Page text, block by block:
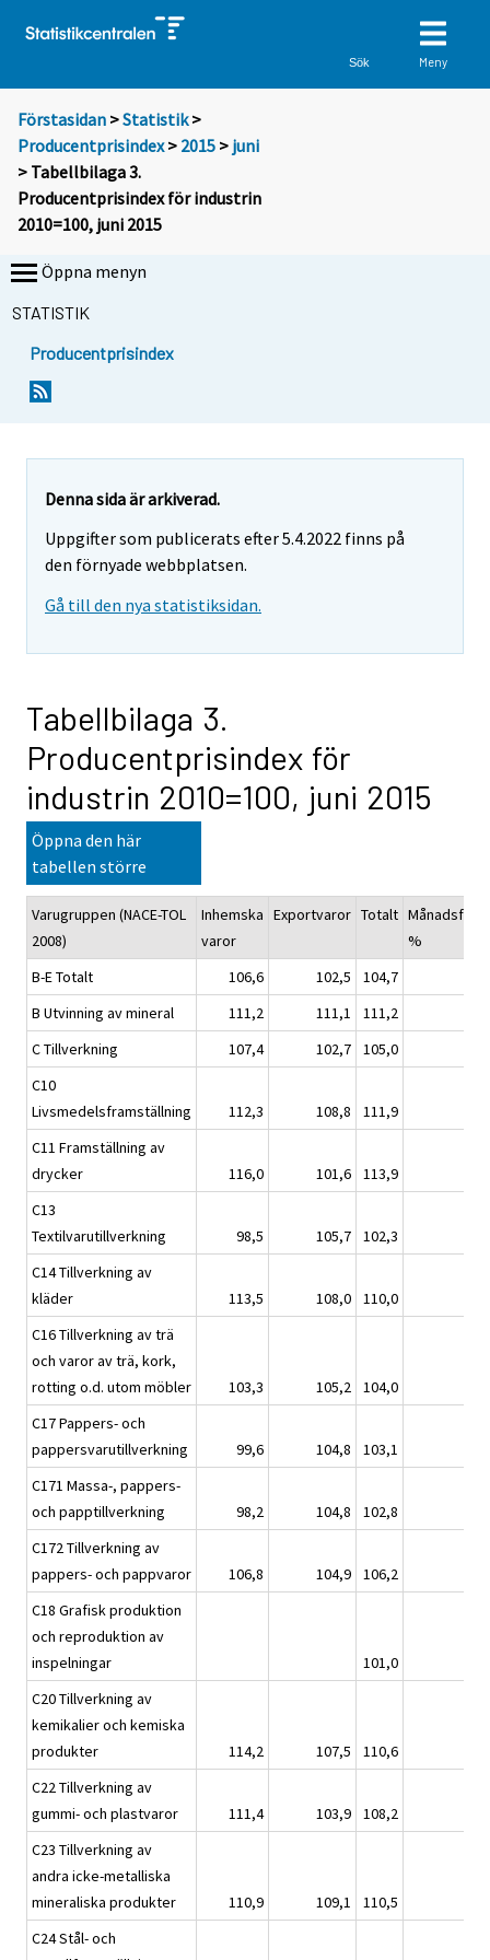
Sök Meny
Förstasidan >Statistik >
Producentprisindex> 2015 > juni
> Tabellbilaga 3.
Producentprisindex för industrin
2010=100, juni 2015
Öppna menyn
STATISTIK
Producentprisindex
Denna sida är arkiverad.
Uppgifter som publicerats efter 5.4.2022 finns på
den förnyade webbplatsen.
Gå till den nya statistiksidan.
Tabellbilaga 3.
Producentprisindex för
industrin 2010=100, juni 2015
Öppna den här
tabellen större
Varugruppen (NACE-TOL
2008)
Inhemska
varor
Exportvaror Totalt
%
B-E Totalt
106,6 102,5
104,7
B Utvinning av mineral
111,2 111,1
111,2
C Tillverkning
107,4 102,7
105,0
C10
Livsmedelsframställning
112,3 108,8
111,9
C11 Framställning av
drycker
116,0 101,6
113,9
C13
Textilvarutillverkning
98,5 105,7
102,3
C14 Tillverkning av
kläder
113,5 108,0
110,0
C16 Tillverkning av trä
och varor av trä, kork,
rotting o.d. utom möbler
103,3 105,2
104,0
C17 Pappers- och
pappersvarutillverkning
99,6 104,8
103,1
C171 Massa-, pappers-
och papptillverkning
98,2 104,8
102,8
C172 Tillverkning av
pappers- och pappvaror
106,8 104,9
106,2
C18 Grafisk produktion
och reproduktion av
inspelningar
101,0
C20 Tillverkning av
kemikalier och kemiska
produkter
114,2 107,5
110,6
C22 Tillverkning av
gummi- och plastvaror
111,4 103,9
108,2
C23 Tillverkning av
andra icke-metalliska
mineraliska produkter
110,9 109,1
110,5
C24 Stål- och